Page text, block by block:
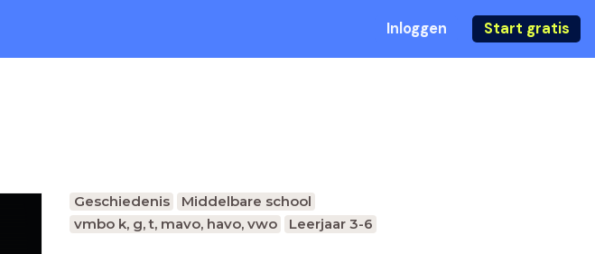
Inloggen Start gratis
Geschiedenis
Middelbare school
vmbo k, g, t, mavo, havo, vwo
Leerjaar 3-6